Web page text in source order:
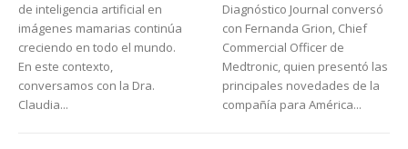
de inteligencia artificial en
imágenes mamarias continúa
creciendo en todo el mundo.
En este contexto,
conversamos con la Dra.
Claudia...
Diagnóstico Journal conversó
con Fernanda Grion, Chief
Commercial Officer de
Medtronic, quien presentó las
principales novedades de la
compañía para América...